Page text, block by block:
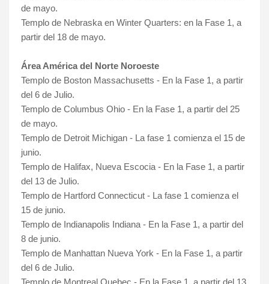
de mayo.
Templo de Nebraska en Winter Quarters: en la Fase 1, a
partir del 18 de mayo.
Área América del Norte Noroeste
Templo de Boston Massachusetts - En la Fase 1, a partir
del 6 de Julio.
Templo de Columbus Ohio - En la Fase 1, a partir del 25
de mayo.
Templo de Detroit Michigan - La fase 1 comienza el 15 de
junio.
Templo de Halifax, Nueva Escocia - En la Fase 1, a partir
del 13 de Julio.
Templo de Hartford Connecticut - La fase 1 comienza el
15 de junio.
Templo de Indianapolis Indiana - En la Fase 1, a partir del
8 de junio.
Templo de Manhattan Nueva York - En la Fase 1, a partir
del 6 de Julio.